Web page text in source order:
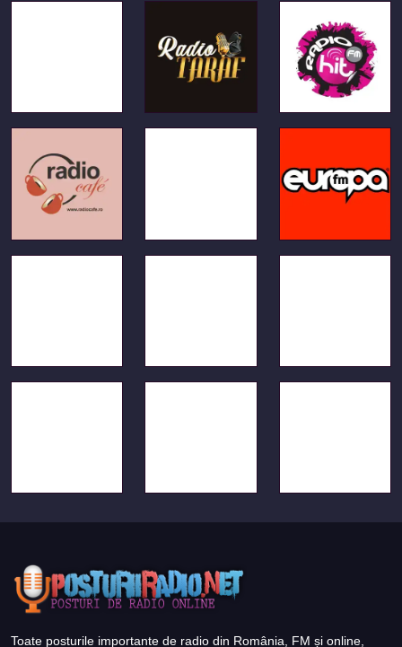
Toate posturile importante de radio din România, FM și online,